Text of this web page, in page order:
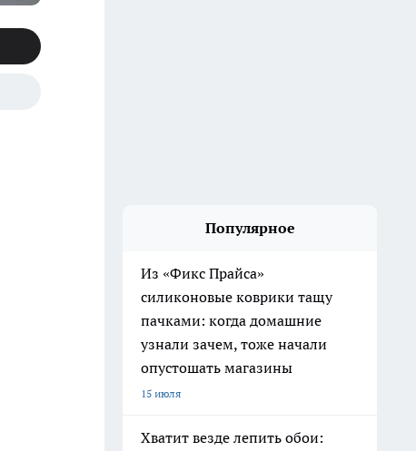
Популярное
Из «Фикс Прайса»
силиконовые коврики тащу
пачками: когда домашние
узнали зачем, тоже начали
опустошать магазины
15 июля
Хватит везде лепить обои: